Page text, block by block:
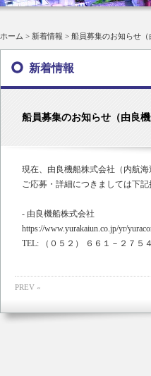
ホーム > 新着情報 > 船員募集のお知らせ
新着情報
船員募集のお知らせ（由良機
現在、由良機船株式会社（内航
ご応募・詳細につきましては下記
- 由良機船株式会社
https://www.yurakaiun.co.jp/yr/
TEL: （０５２） ６６１－２７５
PREV «